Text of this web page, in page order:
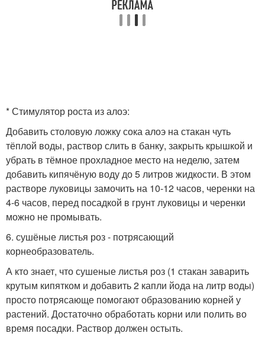
* Стимулятор роста из алоэ:
Добавить столовую ложку сока алоэ на стакан чуть
тёплой воды, раствор слить в банку, закрыть крышкой и
убрать в тёмное прохладное место на неделю, затем
добавить кипячёную воду до 5 литров жидкости. В этом
растворе луковицы замочить на 10-12 часов, черенки на
4-6 часов, перед посадкой в грунт луковицы и черенки
можно не промывать.
6. сушёные листья роз - потрясающий
корнеобразователь.
А кто знает, что сушеные листья роз (1 стакан заварить
крутым кипятком и добавить 2 капли йода на литр воды)
просто потрясающе помогают образованию корней у
растений. Достаточно обработать корни или полить во
время посадки. Раствор должен остыть.